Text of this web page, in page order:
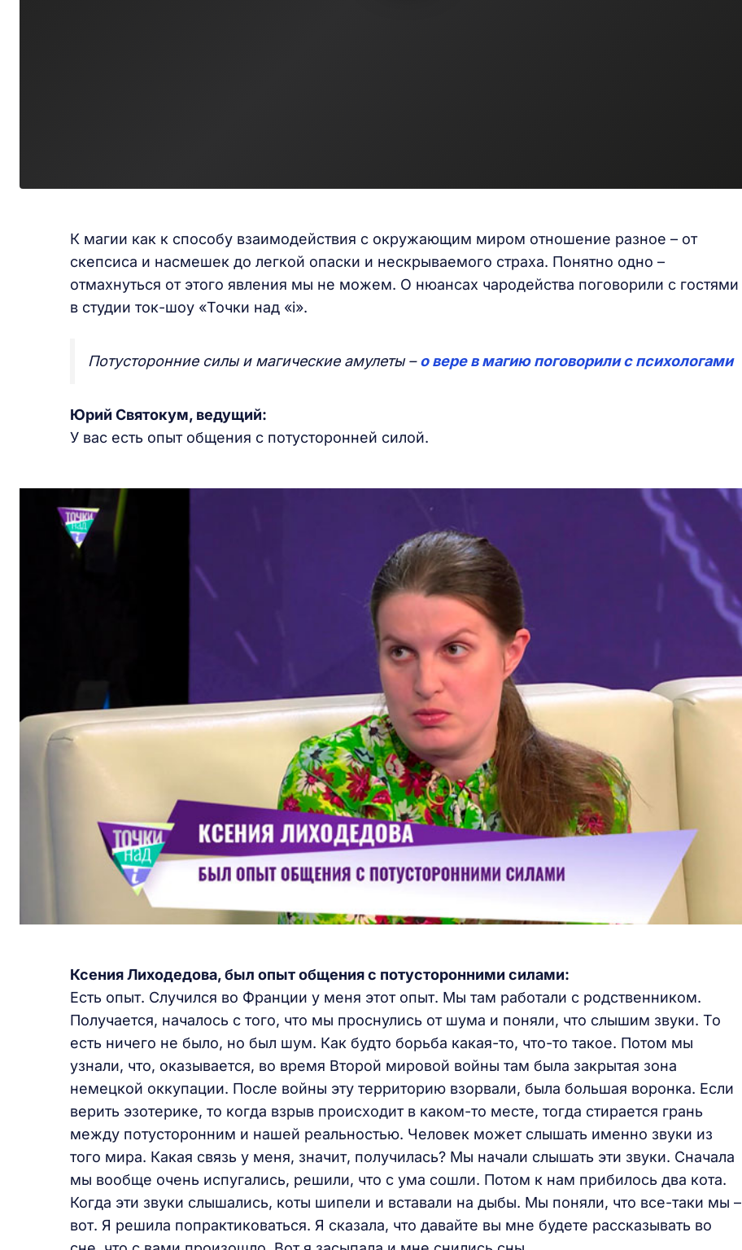
К магии как к способу взаимодействия с окружающим миром отношение разное – от
скепсиса и насмешек до легкой опаски и нескрываемого страха. Понятно одно –
отмахнуться от этого явления мы не можем. О нюансах чародейства поговорили с гостями
в студии ток-шоу «Точки над «i».
Потусторонние силы и магические амулеты –о вере в магию поговорили с психологами
Юрий Святокум, ведущий:
У вас есть опыт общения с потусторонней силой.
Ксения Лиходедова, был опыт общения с потусторонними силами:
Есть опыт. Случился во Франции у меня этот опыт. Мы там работали с родственником.
Получается, началось с того, что мы проснулись от шума и поняли, что слышим звуки. То
есть ничего не было, но был шум. Как будто борьба какая-то, что-то такое. Потом мы
узнали, что, оказывается, во время Второй мировой войны там была закрытая зона
немецкой оккупации. После войны эту территорию взорвали, была большая воронка. Если
верить эзотерике, то когда взрыв происходит в каком-то месте, тогда стирается грань
между потусторонним и нашей реальностью. Человек может слышать именно звуки из
того мира. Какая связь у меня, значит, получилась? Мы начали слышать эти звуки. Сначала
мы вообще очень испугались, решили, что с ума сошли. Потом к нам прибилось два кота.
Когда эти звуки слышались, коты шипели и вставали на дыбы. Мы поняли, что все-таки мы –
вот. Я решила попрактиковаться. Я сказала, что давайте вы мне будете рассказывать во